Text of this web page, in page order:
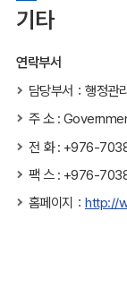
기타
연락부서
담당부서：행정관
주 소 :
전 화 : +976-
팩 스 : +976-
홈페이지： http://